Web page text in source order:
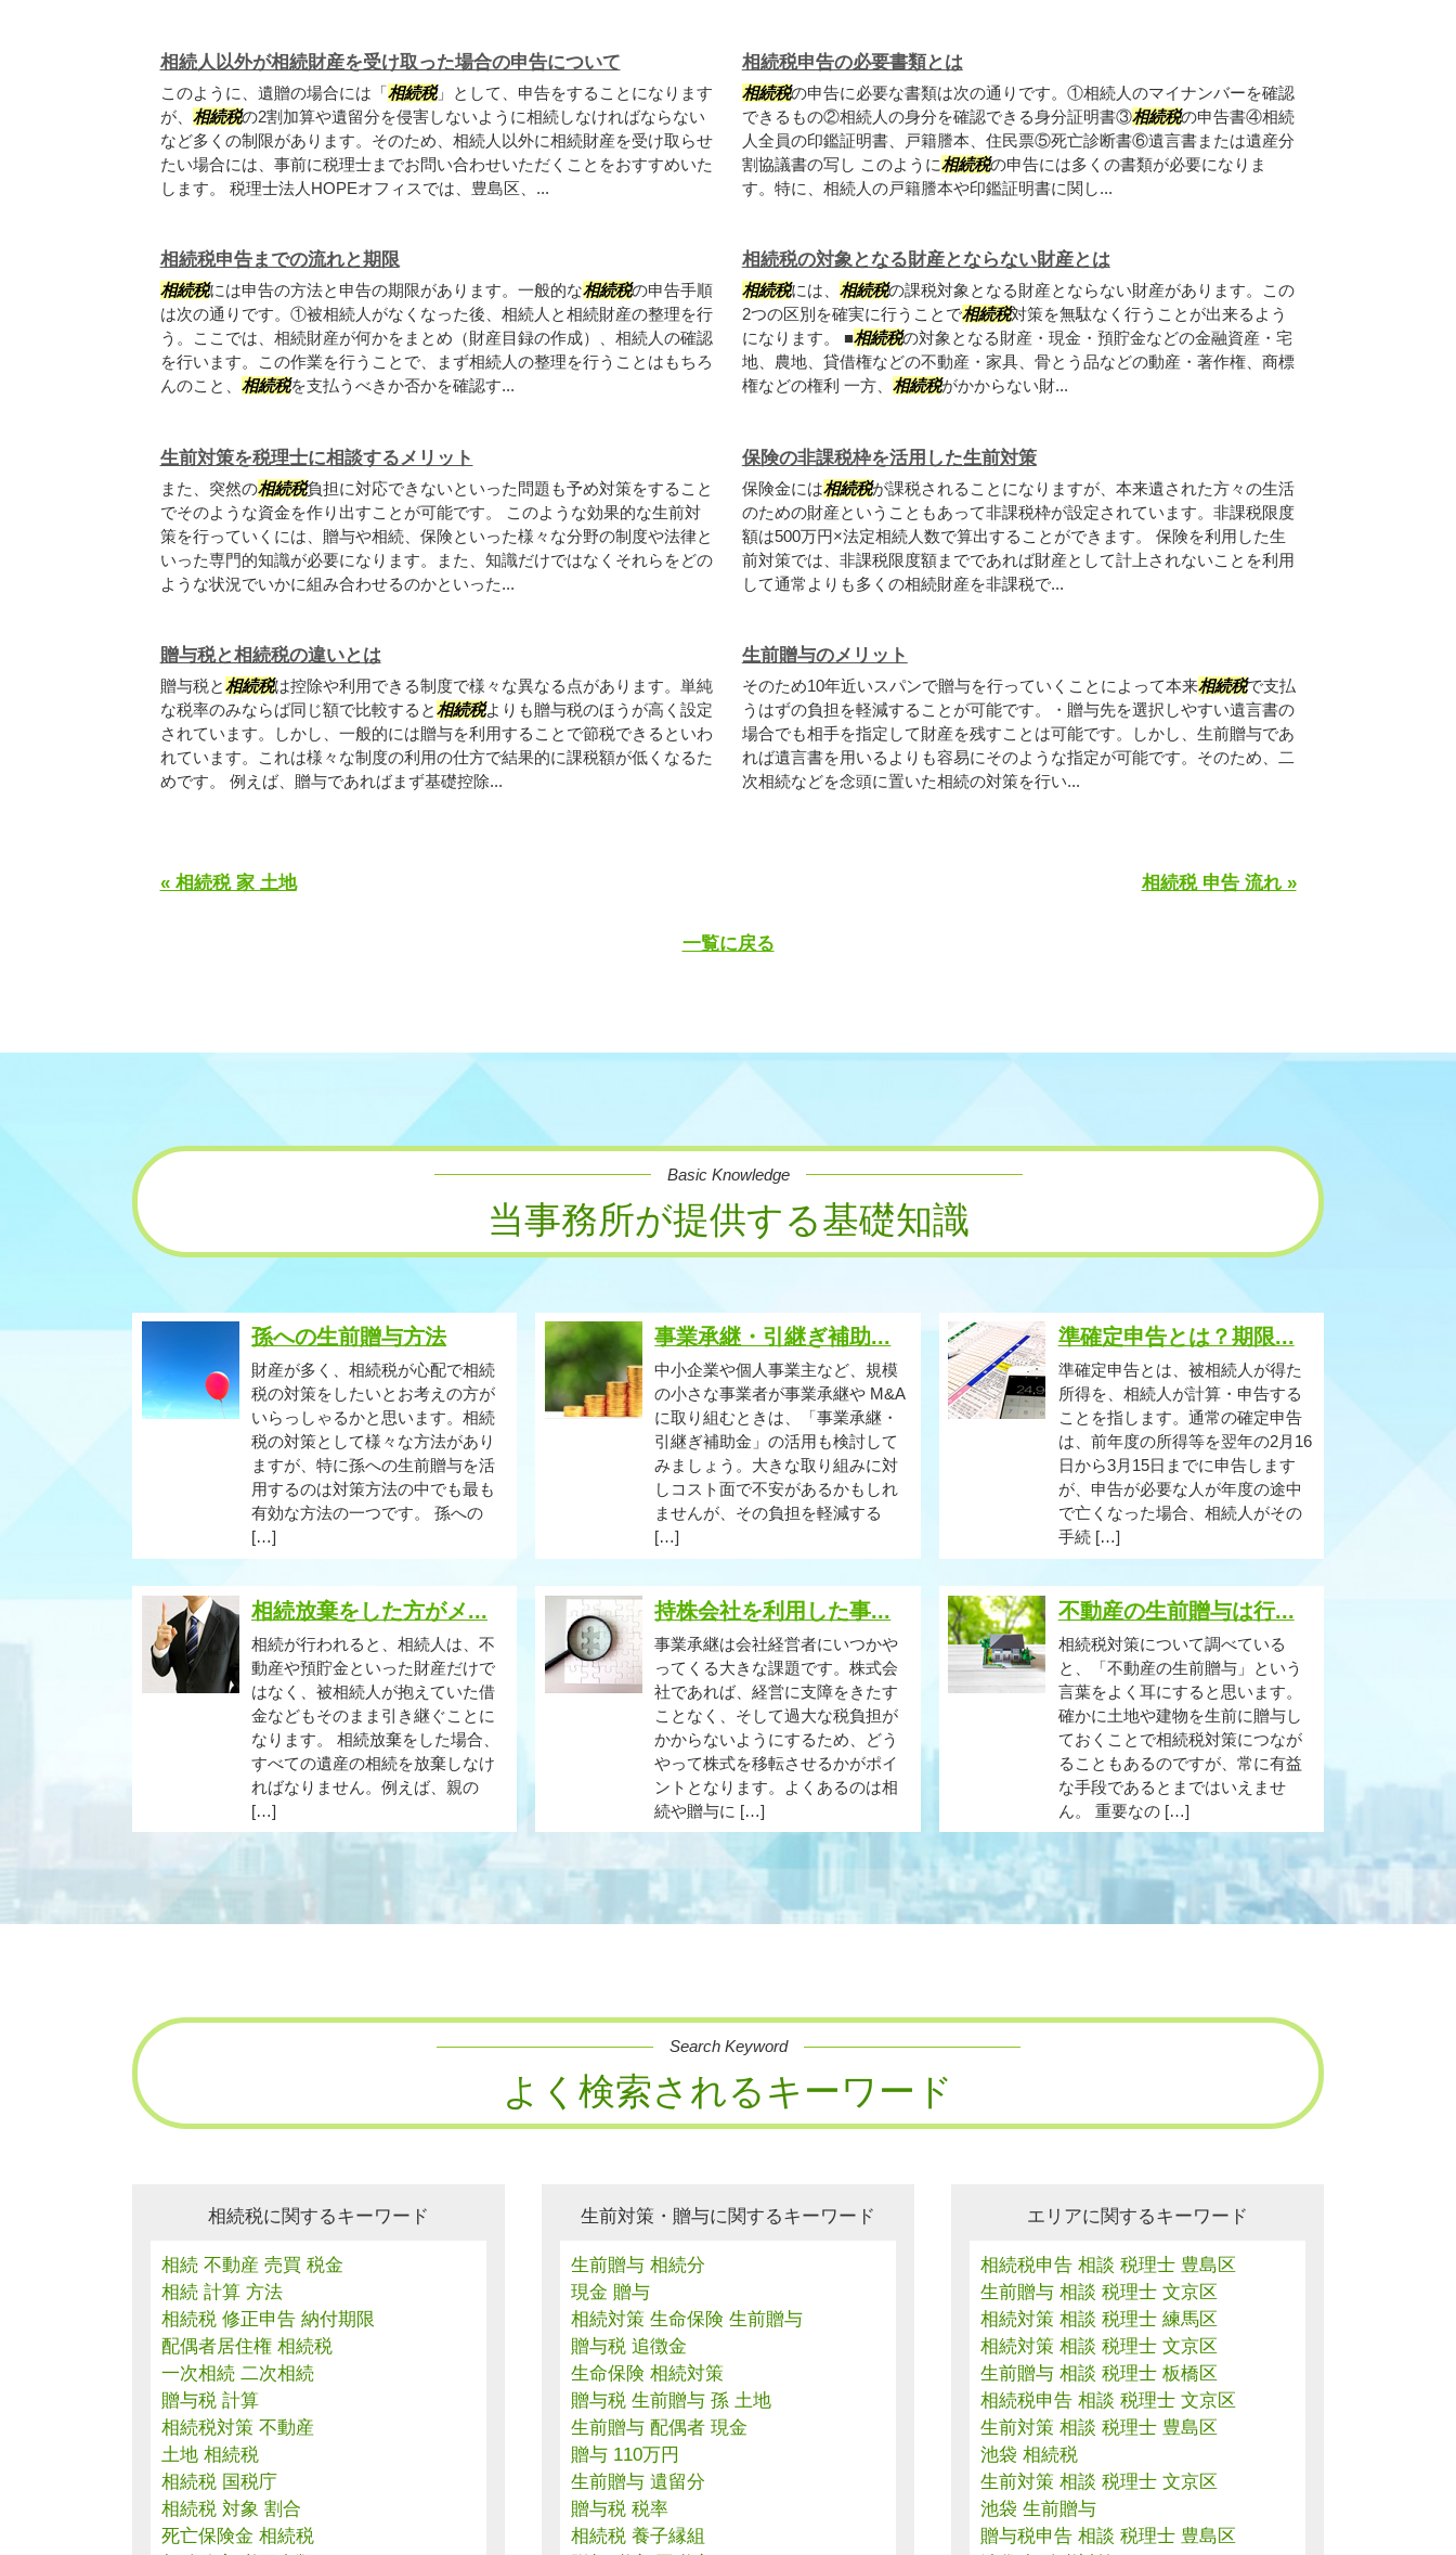
相続人以外が相続財産を受け取った場合の申告について
このように、遺贈の場合には「相続税」として、申告をすることになります
が、 相続税の2割加算や遺留分を侵害しないように相続しなければならない
など多くの制限があります。そのため、相続人以外に相続財産を受け取らせ
たい場合には、事前に税理士までお問い合わせいただくことをおすすめいた
します。 税理士法人HOPEオフィスでは、豊島区、...
相続税申告の必要書類とは
相続税の申告に必要な書類は次の通りです。①相続人のマイナンバーを確認
できるもの②相続人の身分を確認できる身分証明書③相続税の申告書④相続
人全員の印鑑証明書、戸籍謄本、住民票⑤死亡診断書⑥遺言書または遺産分
割協議書の写し このように相続税の申告には多くの書類が必要になりま
す。特に、相続人の戸籍謄本や印鑑証明書に関し...
相続税申告までの流れと期限
相続税には申告の方法と申告の期限があります。一般的な相続税の申告手順
は次の通りです。①被相続人がなくなった後、相続人と相続財産の整理を行
う。ここでは、相続財産が何かをまとめ（財産目録の作成）、相続人の確認
を行います。この作業を行うことで、まず相続人の整理を行うことはもちろ
んのこと、 相続税を支払うべきか否かを確認す...
相続税の対象となる財産とならない財産とは
相続税には、 相続税の課税対象となる財産とならない財産があります。この
2つの区別を確実に行うことで相続税対策を無駄なく行うことが出来るよう
になります。 ■相続税の対象となる財産・現金・預貯金などの金融資産・宅
地、農地、貸借権などの不動産・家具、骨とう品などの動産・著作権、商標
権などの権利 一方、 相続税がかからない財...
生前対策を税理士に相談するメリット
また、突然の相続税負担に対応できないといった問題も予め対策をすること
でそのような資金を作り出すことが可能です。 このような効果的な生前対
策を行っていくには、贈与や相続、保険といった様々な分野の制度や法律と
いった専門的知識が必要になります。また、知識だけではなくそれらをどの
ような状況でいかに組み合わせるのかといった...
保険の非課税枠を活用した生前対策
保険金には相続税が課税されることになりますが、本来遺された方々の生活
のための財産ということもあって非課税枠が設定されています。非課税限度
額は500万円×法定相続人数で算出することができます。 保険を利用した生
前対策では、非課税限度額までであれば財産として計上されないことを利用
して通常よりも多くの相続財産を非課税で...
贈与税と相続税の違いとは
贈与税と相続税は控除や利用できる制度で様々な異なる点があります。単純
な税率のみならば同じ額で比較すると相続税よりも贈与税のほうが高く設定
されています。しかし、一般的には贈与を利用することで節税できるといわ
れています。これは様々な制度の利用の仕方で結果的に課税額が低くなるた
めです。 例えば、贈与であればまず基礎控除...
生前贈与のメリット
そのため10年近いスパンで贈与を行っていくことによって本来相続税で支払
うはずの負担を軽減することが可能です。・贈与先を選択しやすい遺言書の
場合でも相手を指定して財産を残すことは可能です。しかし、生前贈与であ
れば遺言書を用いるよりも容易にそのような指定が可能です。そのため、二
次相続などを念頭に置いた相続の対策を行い...
« 相続税 家 土地 相続税 申告 流れ »
一覧に戻る
Basic Knowledge
当事務所が提供する基礎知識
孫への生前贈与方法
財産が多く、相続税が心配で相続
税の対策をしたいとお考えの方が
いらっしゃるかと思います。相続
税の対策として様々な方法があり
ますが、特に孫への生前贈与を活
用するのは対策方法の中でも最も
有効な方法の一つです。 孫への
[…]
事業承継・引継ぎ補助...
中小企業や個人事業主など、規模
の小さな事業者が事業承継や M&A
に取り組むときは、「事業承継・
引継ぎ補助金」の活用も検討して
みましょう。大きな取り組みに対
しコスト面で不安があるかもしれ
ませんが、その負担を軽減する
[…]
準確定申告とは？期限...
準確定申告とは、被相続人が得た
所得を、相続人が計算・申告する
ことを指します。通常の確定申告
は、前年度の所得等を翌年の2月16
日から3月15日までに申告します
が、申告が必要な人が年度の途中
で亡くなった場合、相続人がその
手続 […]
相続放棄をした方がメ...
相続が行われると、相続人は、不
動産や預貯金といった財産だけで
はなく、被相続人が抱えていた借
金などもそのまま引き継ぐことに
なります。 相続放棄をした場合、
すべての遺産の相続を放棄しなけ
ればなりません。例えば、親の
[…]
持株会社を利用した事...
事業承継は会社経営者にいつかや
ってくる大きな課題です。株式会
社であれば、経営に支障をきたす
ことなく、そして過大な税負担が
かからないようにするため、どう
やって株式を移転させるかがポイ
ントとなります。よくあるのは相
続や贈与に […]
不動産の生前贈与は行...
相続税対策について調べている
と、「不動産の生前贈与」という
言葉をよく耳にすると思います。
確かに土地や建物を生前に贈与し
ておくことで相続税対策につなが
ることもあるのですが、常に有益
な手段であるとまではいえませ
ん。 重要なの […]
Search Keyword
よく検索されるキーワード
相続税に関するキーワード
相続 不動産 売買 税金
相続 計算 方法
相続税 修正申告 納付期限
配偶者居住権 相続税
一次相続 二次相続
贈与税 計算
相続税対策 不動産
土地 相続税
相続税 国税庁
相続税 対象 割合
死亡保険金 相続税
生前対策・贈与に関するキーワード
生前贈与 相続分
現金 贈与
相続対策 生命保険 生前贈与
贈与税 追徴金
生命保険 相続対策
贈与税 生前贈与 孫 土地
生前贈与 配偶者 現金
贈与 110万円
生前贈与 遺留分
贈与税 税率
相続税 養子縁組
エリアに関するキーワード
相続税申告 相談 税理士 豊島区
生前贈与 相談 税理士 文京区
相続対策 相談 税理士 練馬区
相続対策 相談 税理士 文京区
生前贈与 相談 税理士 板橋区
相続税申告 相談 税理士 文京区
生前対策 相談 税理士 豊島区
池袋 相続税
生前対策 相談 税理士 文京区
池袋 生前贈与
贈与税申告 相談 税理士 豊島区